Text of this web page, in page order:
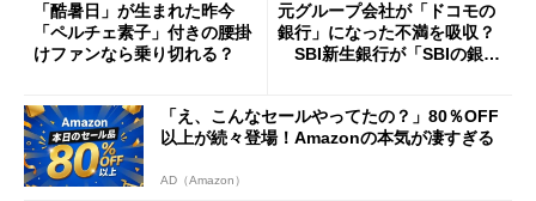
「酷暑日」が生まれた昨今
「ペルチェ素子」付きの腰掛
けファンなら乗り切れる？
元グループ会社が「ドコモの
銀行」になった不満を吸収？
SBI新生銀行が「SBIの銀
開催
「え、こんなセールやってたの？」80％OFF
以上が続々登場！Amazonの本気が凄すぎる
AD（Amazon）